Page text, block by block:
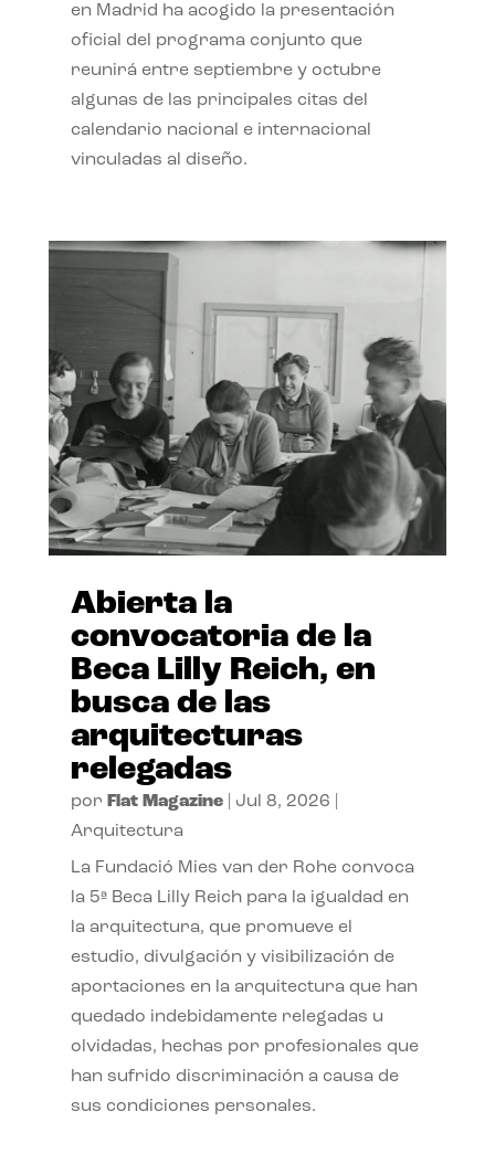
en Madrid ha acogido la presentación
oficial del programa conjunto que
reunirá entre septiembre y octubre
algunas de las principales citas del
calendario nacional e internacional
vinculadas al diseño.
Abierta la
convocatoria de la
Beca Lilly Reich, en
busca de las
arquitecturas
relegadas
por Flat Magazine| Jul 8, 2026
Arquitectura
La Fundació Mies van der Rohe convoca
la 5ª Beca Lilly Reich para la igualdad en
la arquitectura, que promueve el
estudio, divulgación y visibilización de
aportaciones en la arquitectura que han
quedado indebidamente relegadas u
olvidadas, hechas por profesionales que
han sufrido discriminación a causa de
sus condiciones personales.